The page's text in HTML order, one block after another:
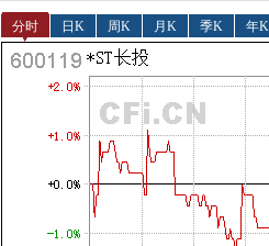
分时 日K 周K 月K 季K 年K